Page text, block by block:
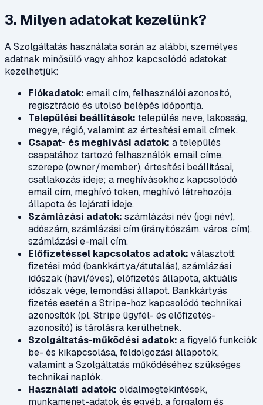
3. Milyen adatokat kezelünk?
A Szolgáltatás használata során az alábbi, személyes
adatnak minősülő vagy ahhoz kapcsolódó adatokat
kezelhetjük:
Fiókadatok: email cím, felhasználói azonosító,
regisztráció és utolsó belépés időpontja.
Települési beállítások: település neve, lakosság,
megye, régió, valamint az értesítési email címek.
Csapat- és meghívási adatok: a település
csapatához tartozó felhasználók email címe,
szerepe (owner/member), értesítési beállításai,
csatlakozás ideje; a meghívásokhoz kapcsolódó
email cím, meghívó token, meghívó létrehozója,
állapota és lejárati ideje.
Számlázási adatok: számlázási név (jogi név),
adószám, számlázási cím (irányítószám, város, cím),
számlázási e-mail cím.
Előfizetéssel kapcsolatos adatok: választott
fizetési mód (bankkártya/átutalás), számlázási
időszak (havi/éves), előfizetés állapota, aktuális
időszak vége, lemondási állapot. Bankkártyás
fizetés esetén a Stripe-hoz kapcsolódó technikai
azonosítók (pl. Stripe ügyfél- és előfizetés-
azonosító) is tárolásra kerülhetnek.
Szolgáltatás-működési adatok: a figyelő funkciók
be- és kikapcsolása, feldolgozási állapotok,
valamint a Szolgáltatás működéséhez szükséges
technikai naplók.
Használati adatok: oldalmegtekintések,
munkamenet-adatok és egyéb, a forgalom és